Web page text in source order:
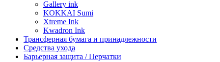
Gallery ink
KOKKAI Sumi
Xtreme Ink
Kwadron Ink
Трансферная бумага и принадлежности
Средства ухода
Барьерная защита / Перчатки